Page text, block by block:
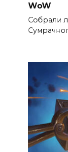
WoW
Собрали